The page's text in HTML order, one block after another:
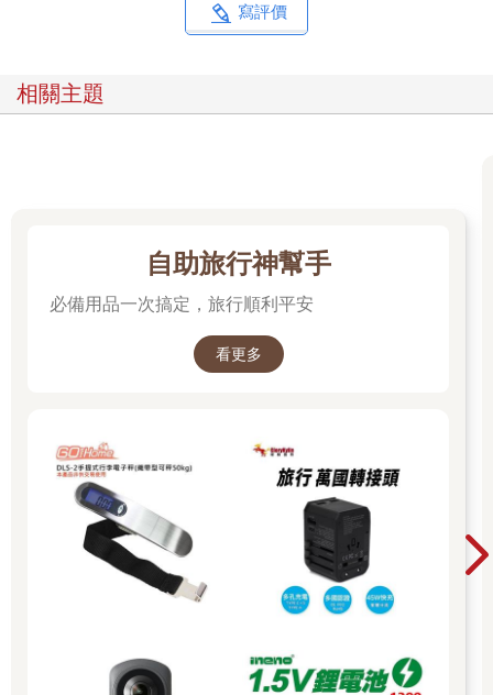
下町其實還是很「東京」，只是沒那麼緊繃，不需要花枝招展。
剛來到東京時，感覺一切都快速新鮮，日子久了，便好想找個地
圍。
代表建築師之一的菊竹清訓所設計的「江戶東京博物館」，裡面
訴說著從江戶到東京的歷史故事。穿過它之後再往前走一點點，
有一間新的美術館開幕了。
由妹島和世設計的墨田北齋美術館（すみだ北斎美術館，The
Sumida Hokusai Museum）位於墨田區綠町公園旁，建築物的
的鋼材。記得她說過，想要呈現模糊卻柔和的金屬材質，也因此
有了羅浮宮朗斯分館這樣的鋼材出現。雖然她希望建築物可以在
環境裡呈現柔和的感覺，但北齋美術館因為造型太特殊，加上外
牆金屬的反光，在都市裡依舊很引人注目。
其實她在小平市仲町圖書館就嘗試過利用量體的裂縫作為建築出
入口，北齋美術館可以說是此種建築型態更加成熟的詮釋。量體
之間、裂縫跟空間的關係更加簡潔乾淨，施工跟細節也更加細
裂縫將一樓分成四個量體、三個主要空間，所以從主要入口裂縫
寫評價
相關主題
自助旅行神幫手
必備用品一次搞定，旅行順利平安
看更多